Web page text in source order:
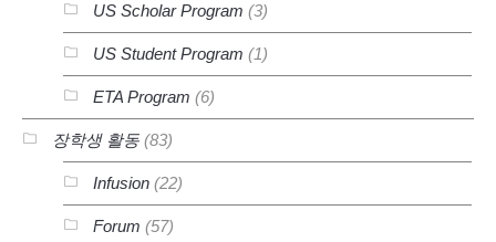
US Scholar Program (3)
US Student Program (1)
ETA Program (6)
장학생 활동 (83)
Infusion (22)
Forum (57)